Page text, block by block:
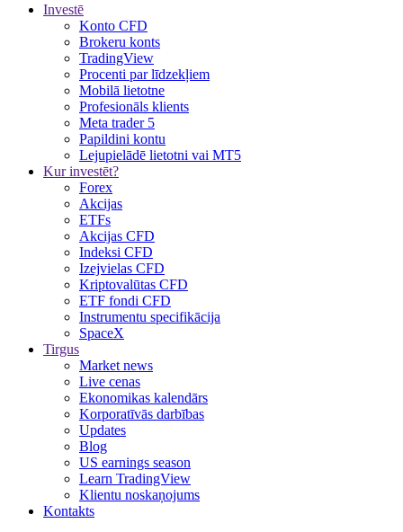
Investē
Konto CFD
Brokeru konts
TradingView
Procenti par līdzekļiem
Mobilā lietotne
Profesionāls klients
Meta trader 5
Papildini kontu
Lejupielādē lietotni vai MT5
Kur investēt?
Forex
Akcijas
ETFs
Akcijas CFD
Indeksi CFD
Izejvielas CFD
Kriptovalūtas CFD
ETF fondi CFD
Instrumentu specifikācija
SpaceX
Tirgus
Market news
Live cenas
Ekonomikas kalendārs
Korporatīvās darbības
Updates
Blog
US earnings season
Learn TradingView
Klientu noskaņojums
Kontakts